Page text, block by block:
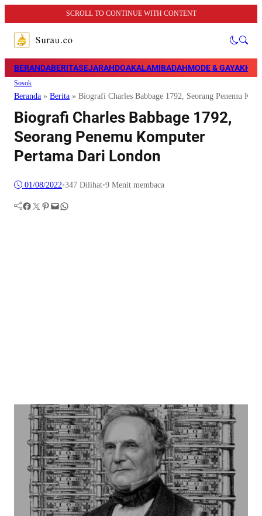
SCROLL TO CONTINUE WITH CONTENT
BERANDABERITASEJARAHDOAKALAMIBADAHMODE & GAYA
Sosok
Beranda » Berita » Biografi Charles Babbage 1792, Seorang Penemu
Biografi Charles Babbage 1792,
Seorang Penemu Komputer
Pertama Dari London
01/08/2022•347 Dilihat•9 Menit membaca
Facebook Twitter Pinterest Mail WhatsApp